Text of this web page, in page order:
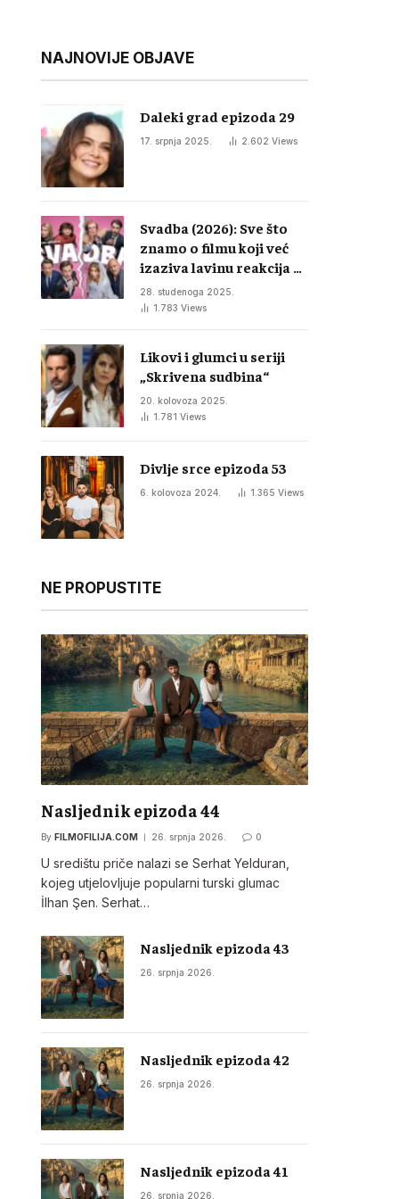
NAJNOVIJE OBJAVE
Daleki grad epizoda 29
17. srpnja 2025. 2.602 Views
Svadba (2026): Sve što
znamo o filmu koji već
izaziva lavinu reakcija u
regiji
28. studenoga 2025.
1.783 Views
Likovi i glumci u seriji
„Skrivena sudbina“
20. kolovoza 2025.
1.781 Views
Divlje srce epizoda 53
6. kolovoza 2024. 1.365 Views
NE PROPUSTITE
Nasljednik epizoda 44
By FILMOFILIJA.COM 26. srpnja 2026. 0
U središtu priče nalazi se Serhat Yelduran,
kojeg utjelovljuje popularni turski glumac
İlhan Şen. Serhat…
Nasljednik epizoda 43
26. srpnja 2026.
Nasljednik epizoda 42
26. srpnja 2026.
Nasljednik epizoda 41
26. srpnja 2026.